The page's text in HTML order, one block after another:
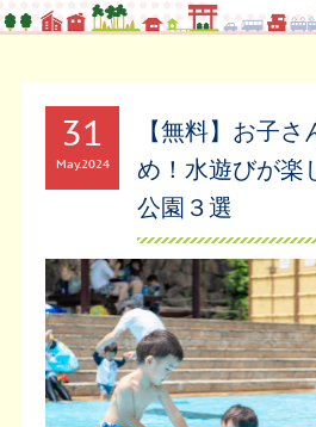
31
May2024
【無料】お子
め！水遊びが楽
公園３選